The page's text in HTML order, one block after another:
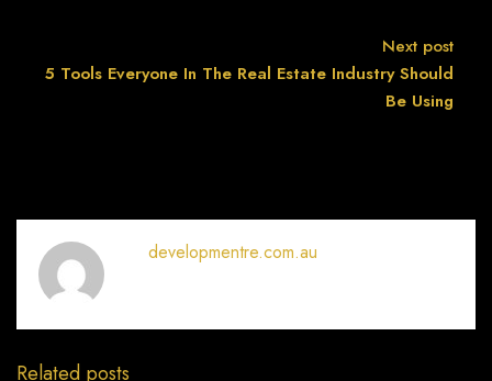
Next post
5 Tools Everyone In The Real Estate Industry Should
Be Using
developmentre.com.au
Related posts